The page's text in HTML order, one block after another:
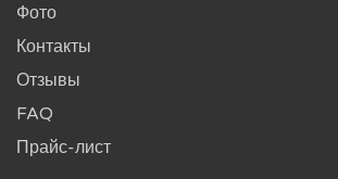
Фото
Контакты
Отзывы
FAQ
Прайс-лист